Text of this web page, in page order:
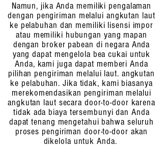
Namun, jika Anda memiliki pengalaman
dengan pengiriman melalui angkutan laut
ke pelabuhan dan memiliki lisensi impor
atau memiliki hubungan yang mapan
dengan broker pabean di negara Anda
yang dapat mengelola bea cukai untuk
Anda, kami juga dapat memberi Anda
pilihan pengiriman melalui laut. angkutan
ke pelabuhan. Jika tidak, kami biasanya
merekomendasikan pengiriman melalui
angkutan laut secara door-to-door karena
tidak ada biaya tersembunyi dan Anda
dapat tenang mengetahui bahwa seluruh
proses pengiriman door-to-door akan
dikelola untuk Anda.